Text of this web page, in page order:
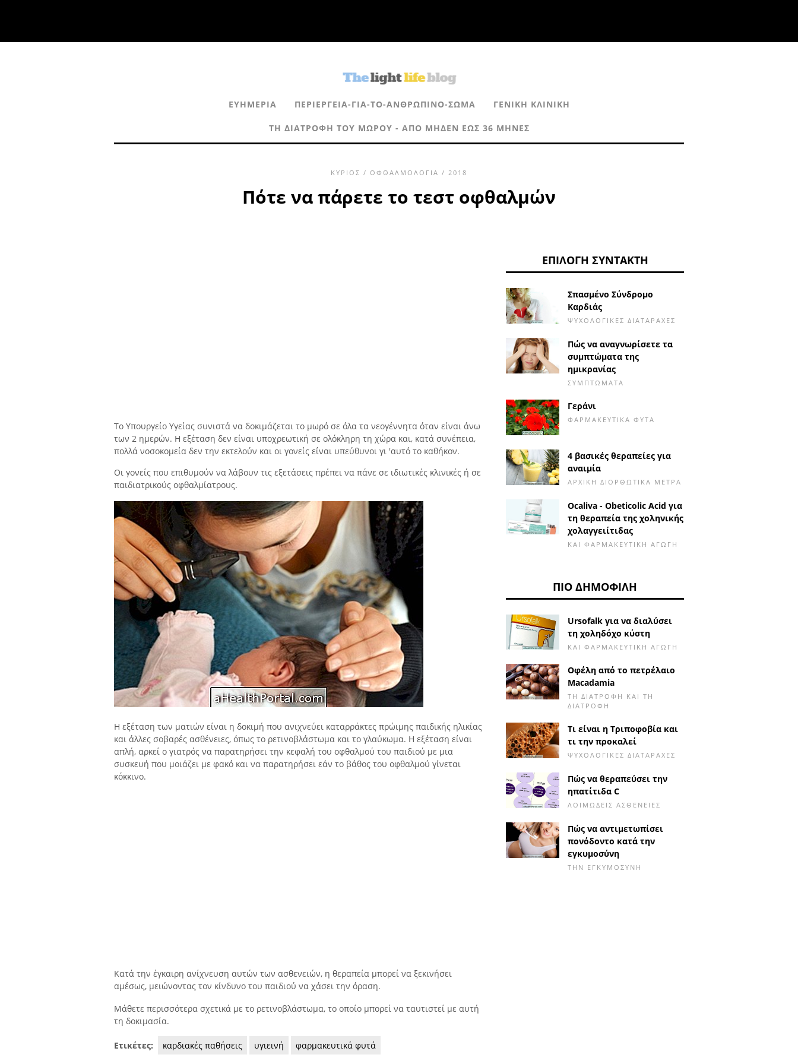
ΕΥΗΜΕΡΊΑ ΠΕΡΙΈΡΓΕΙΑ-ΓΙΑ-ΤΟ-ΑΝΘΡΏΠΙΝΟ-ΣΏΜΑ ΓΕΝΙΚΉ ΚΛΙΝΙΚΉ
ΤΗ ΔΙΑΤΡΟΦΉ ΤΟΥ ΜΩΡΟΎ - ΑΠΌ ΜΗΔΈΝ ΈΩΣ 36 ΜΉΝΕΣ
ΚΎΡΙΟΣ / ΟΦΘΑΛΜΟΛΟΓΊΑ / 2018
Πότε να πάρετε το τεστ οφθαλμών
Το Υπουργείο Υγείας συνιστά να δοκιμάζεται το μωρό σε όλα τα νεογέννητα όταν είναι άνω
των 2 ημερών. Η εξέταση δεν είναι υποχρεωτική σε ολόκληρη τη χώρα και, κατά συνέπεια,
πολλά νοσοκομεία δεν την εκτελούν και οι γονείς είναι υπεύθυνοι γι 'αυτό το καθήκον.
Οι γονείς που επιθυμούν να λάβουν τις εξετάσεις πρέπει να πάνε σε ιδιωτικές κλινικές ή σε
παιδιατρικούς οφθαλμίατρους.
Η εξέταση των ματιών είναι η δοκιμή που ανιχνεύει καταρράκτες πρώιμης παιδικής ηλικίας
και άλλες σοβαρές ασθένειες, όπως το ρετινοβλάστωμα και το γλαύκωμα. Η εξέταση είναι
απλή, αρκεί ο γιατρός να παρατηρήσει την κεφαλή του οφθαλμού του παιδιού με μια
συσκευή που μοιάζει με φακό και να παρατηρήσει εάν το βάθος του οφθαλμού γίνεται
κόκκινο.
Κατά την έγκαιρη ανίχνευση αυτών των ασθενειών, η θεραπεία μπορεί να ξεκινήσει
αμέσως, μειώνοντας τον κίνδυνο του παιδιού να χάσει την όραση.
Μάθετε περισσότερα σχετικά με το ρετινοβλάστωμα, το οποίο μπορεί να ταυτιστεί με αυτή
τη δοκιμασία.
Ετικέτες: καρδιακές παθήσεις υγιεινή φαρμακευτικά φυτά
ΕΠΙΛΟΓΉ ΣΥΝΤΆΚΤΗ
Σπασμένο Σύνδρομο
Καρδιάς
ΨΥΧΟΛΟΓΙΚΈΣ ΔΙΑΤΑΡΑΧΈΣ
Πώς να αναγνωρίσετε τα
συμπτώματα της
ημικρανίας
ΣΥΜΠΤΏΜΑΤΑ
Γεράνι
ΦΑΡΜΑΚΕΥΤΙΚΆ ΦΥΤΆ
4 βασικές θεραπείες για
αναιμία
ΑΡΧΙΚΉ ΔΙΟΡΘΩΤΙΚΆ ΜΈΤΡΑ
Ocaliva - Obeticolic Acid για
τη θεραπεία της χοληνικής
χολαγγειίτιδας
ΚΑΙ ΦΑΡΜΑΚΕΥΤΙΚΉ ΑΓΩΓΉ
ΠΙΟ ΔΗΜΟΦΙΛΉ
Ursofalk για να διαλύσει
τη χοληδόχο κύστη
ΚΑΙ ΦΑΡΜΑΚΕΥΤΙΚΉ ΑΓΩΓΉ
Οφέλη από το πετρέλαιο
Macadamia
ΤΗ ΔΙΑΤΡΟΦΉ ΚΑΙ ΤΗ
ΔΙΑΤΡΟΦΉ
Τι είναι η Τριποφοβία και
τι την προκαλεί
ΨΥΧΟΛΟΓΙΚΈΣ ΔΙΑΤΑΡΑΧΈΣ
Πώς να θεραπεύσει την
ηπατίτιδα C
ΛΟΙΜΏΔΕΙΣ ΑΣΘΈΝΕΙΕΣ
Πώς να αντιμετωπίσει
πονόδοντο κατά την
εγκυμοσύνη
ΤΗΝ ΕΓΚΥΜΟΣΎΝΗ